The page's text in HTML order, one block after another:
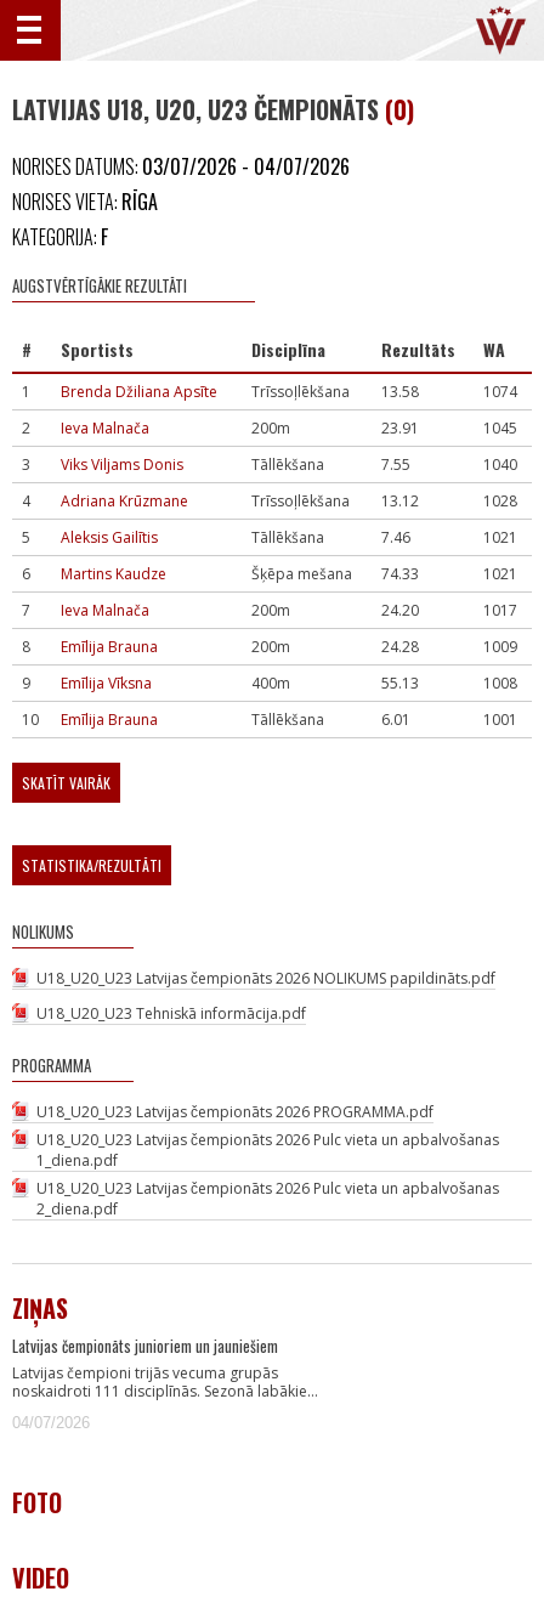
LATVIJAS U18, U20, U23 ČEMPIONĀTS (0)
NORISES DATUMS: 03/07/2026 - 04/07/2026
NORISES VIETA: RĪGA
KATEGORIJA: F
AUGSTVĒRTĪGĀKIE REZULTĀTI
# Sportists Disciplīna Rezultāts WA
1 Brenda Džiliana Apsīte Trīssoļlēkšana 13.58
1074
2
Ieva Malnača 200m 23.91
1045
3
Viks Viljams Donis Tāllēkšana 7.55
1040
4
Adriana Krūzmane Trīssoļlēkšana 13.12
1028
5
Aleksis Gailītis Tāllēkšana 7.46
1021
6
Martins Kaudze Šķēpa mešana 74.33
1021
7
Ieva Malnača 200m 24.20
1017
8
Emīlija Brauna 200m 24.28
1009
9
Emīlija Vīksna 400m 55.13
1008
10
Emīlija Brauna Tāllēkšana 6.01 1001
SKATĪT VAIRĀK
STATISTIKA/REZULTĀTI
NOLIKUMS
U18_U20_U23 Latvijas čempionāts 2026 NOLIKUMS papildināts.pdf
U18_U20_U23 Tehniskā informācija.pdf
PROGRAMMA
U18_U20_U23 Latvijas čempionāts 2026 PROGRAMMA.pdf
U18_U20_U23 Latvijas čempionāts 2026 Pulc vieta un apbalvošanas
1_diena.pdf
U18_U20_U23 Latvijas čempionāts 2026 Pulc vieta un apbalvošanas
2_diena.pdf
ZIŅAS
Latvijas čempionāts junioriem un jauniešiem
Latvijas čempioni trijās vecuma grupās
noskaidroti 111 disciplīnās. Sezonā labākie…
04/07/2026
FOTO
VIDEO